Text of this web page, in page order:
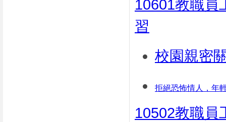
10601教職員
習
校園親密
拒絕恐怖情人，年
10502教職員